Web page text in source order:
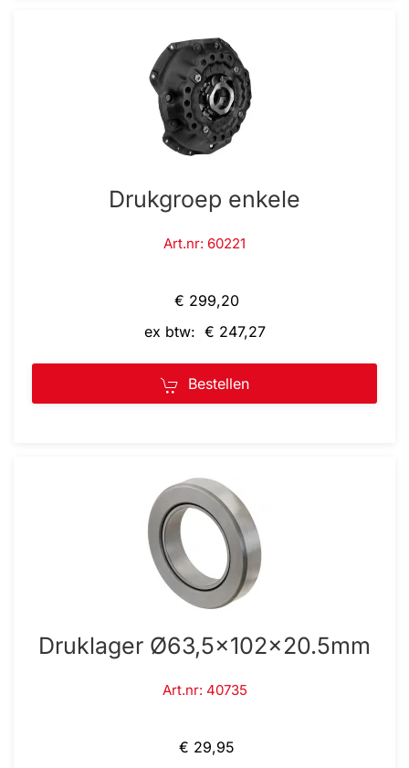
Drukgroep enkele
Art.nr: 60221
€ 299,20
ex btw: € 247,27
Bestellen
Druklager Ø63,5x102x20.5mm
Art.nr: 40735
€ 29,95